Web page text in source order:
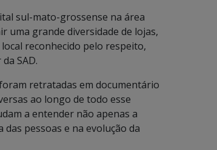
sul-mato-grossense na área
uma grande diversidade de lojas,
reconhecido pelo respeito,
SAD.
retratadas em documentário
ao longo de todo esse
a entender não apenas a
pessoas e na evolução da